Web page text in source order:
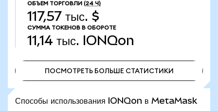
ОБЪЕМ ТОРГОВЛИ (24 Ч)
117,57 тыс. $
СУММА ТОКЕНОВ В ОБОРОТЕ
11,14 тыс. IONQon
ПОСМОТРЕТЬ БОЛЬШЕ СТАТИСТИКИ
Способы использования IONQon в MetaMask